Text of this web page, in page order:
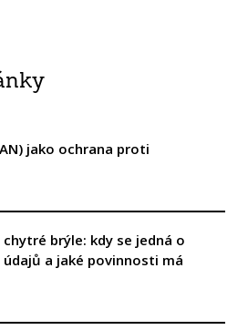
jako ochrana proti
brýle: kdy se jedná o
a jaké povinnosti má